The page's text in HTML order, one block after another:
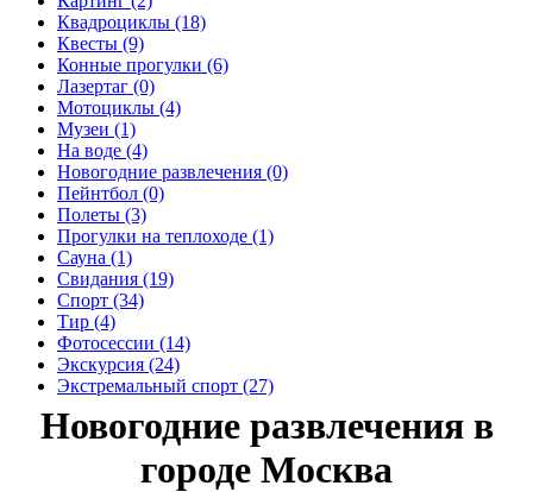
Квадроциклы (18)
Квесты (9)
Конные прогулки (6)
Лазертаг (0)
Мотоциклы (4)
Музеи (1)
На воде (4)
Новогодние развлечения (0)
Пейнтбол (0)
Полеты (3)
Прогулки на теплоходе (1)
Сауна (1)
Свидания (19)
Спорт (34)
Тир (4)
Фотосессии (14)
Экскурсия (24)
Экстремальный спорт (27)
Новогодние развлечения в
городе Москва